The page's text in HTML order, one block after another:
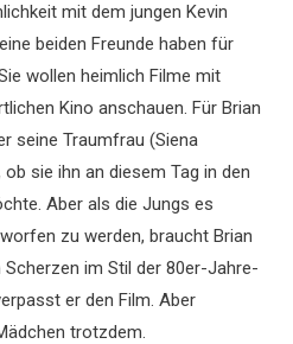
mit dem jungen Kevin
beiden Freunde haben für
wollen heimlich Filme mit
Kino anschauen. Für Brian
seine Traumfrau (Siena
sie ihn an diesem Tag in den
Aber als die Jungs es
zu werden, braucht Brian
Scherzen im Stil der 80er-Jahre-
er den Film. Aber
trotzdem.